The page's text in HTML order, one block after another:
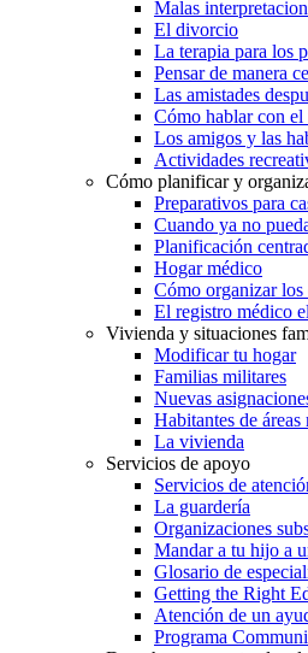
Malas
El divorcio
La terapia para los
Pensar de manera
Las amistades
Cómo hablar con
Los amigos y las
Actividades
Cómo planificar y
Preparativos para
Cuando ya no
Planificación
Hogar médico
Cómo organizar los
El registro médico
Vivienda y situaciones
Modificar tu hogar
Familias militares
Nuevas
Habitantes de áreas
La vivienda
Servicios de apoyo
Servicios de
La guardería
Organizaciones
Mandar a tu hijo a
Glosario de
Getting the Right
Atención de un
Programa